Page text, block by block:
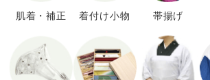
肌着・補正 着付け小物 帯揚げ